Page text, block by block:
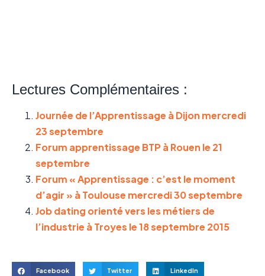
Lectures Complémentaires :
Journée de l’Apprentissage à Dijon mercredi
23 septembre
Forum apprentissage BTP à Rouen le 21
septembre
Forum « Apprentissage : c’est le moment
d’agir » à Toulouse mercredi 30 septembre
Job dating orienté vers les métiers de
l’industrie à Troyes le 18 septembre 2015
Facebook Twitter LinkedIn